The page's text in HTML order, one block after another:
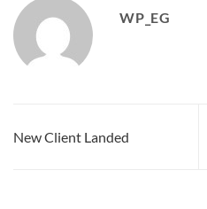
WP_EG
New Client Landed